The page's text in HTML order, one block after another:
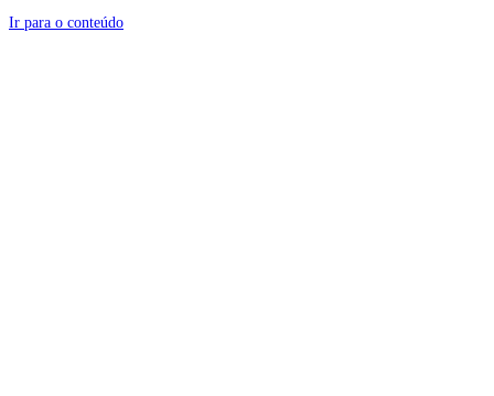
Ir para o conteúdo